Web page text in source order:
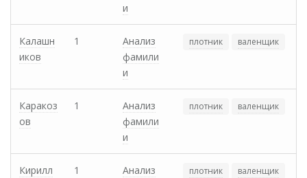
и
Калашн
иков
1
Анализ
фамили
и
плотник валенщик
Каракоз
ов
1
Анализ
фамили
и
плотник валенщик
Кирилл
1
Анализ
плотник валенщик